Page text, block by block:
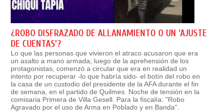
¿ROBO DISFRAZADO DE ALLANAMIENTO O UN 'AJUSTE
DE CUENTAS'?
Lo que las personas que vivieron el atraco acusaron que era
un asalto a mano armada; luego de la aprehensión de los
protagonistas, comenzó a circular que era en realidad un
intento por recuperar -lo que habría sido- el botín del robo en
la casa de un custodio del presidente de la AFA durante el fin
de semana, en el partido de Quilmes. Noche de tensión en la
comisaria Primera de Villa Gesell. Para la fiscalía: "Robo
Agravado por el uso de Arma en Poblado y en Banda".